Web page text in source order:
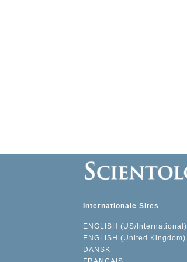
Internationale Sites
ENGLISH (US/International)
ENGLISH (United Kingdom)
DANSK